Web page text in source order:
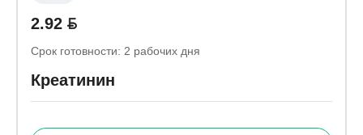
2.92
Срок готовности: 2 рабочих дня
Креатинин